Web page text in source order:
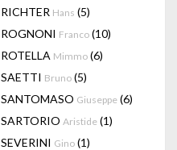
RICHTER Hans (5)
ROGNONI Franco (10)
ROTELLA Mimmo (6)
SAETTI Bruno (5)
SANTOMASO Giuseppe (6)
SARTORIO Aristide (1)
SEVERINI Gino (1)